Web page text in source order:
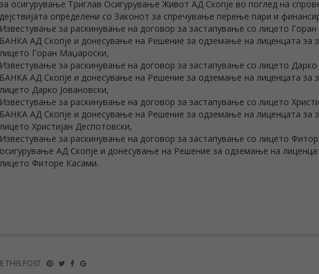
за осигурување Триглав Осигурување Живот АД Скопје во поглед на
дејствијата определени со Законот за спречување перење пари и
Известување за раскинување на договор за застапување со лицето
БАНКА АД Скопје и донесување на Решение за одземање на лиценцата за
лицето Горан Маџароски,
Известување за раскинување на договор за застапување со лицето
БАНКА АД Скопје и донесување на Решение за одземање на лиценцата за
лицето Дарко Јовановски,
Известување за раскинување на договор за застапување со лицето
БАНКА АД Скопје и донесување на Решение за одземање на лиценцата за
лицето Христијан Деспотовски,
Известување за раскинување на договор за застапување со лицето
осигурување АД Скопје и донесување на Решение за одземање на
лицето Фиторе Касами.
THIS POST